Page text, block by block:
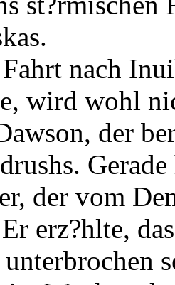
nach
wird wohl
der
der vom
erz?hlte,